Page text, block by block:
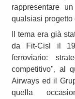
rappresentare
qualsiasi progetto
Il tema era già
da Fit-Cisl il
ferroviario:
competitivo", al
Airways ed il
quella